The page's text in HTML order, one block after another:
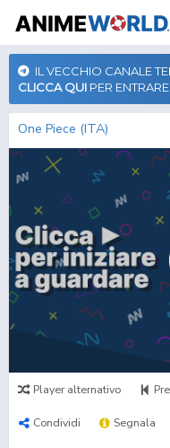
IL VECCHIO CANALE
CLICCA QUI PER
One Piece (ITA)
Player alternativo
Condividi Segnala